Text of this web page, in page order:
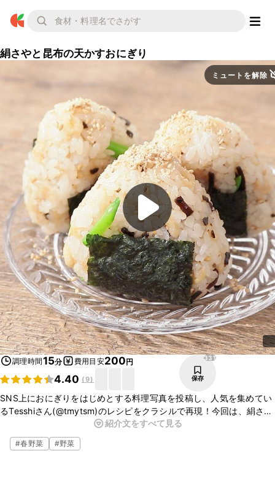
絹さやと昆布の天かすおにぎり
ミュートを解除
調理時間15分 費用目安200円
4.40 (9)
331
保存
SNS上におにぎりをはじめとする料理写真を投稿し、人気を集めてい
るTesshiさん(@tmytsm)のレシピをクラシルで再現！今回は、絹さや
と昆布の天かすおにぎりのレシピをご紹介します。めんつゆと塩昆布
で簡単に味付けができるので、おすすめですよ。鮮やかな絹さやで彩
りも良いので、ぜひ作ってみてくださいね。
紹介文をすべて見る
#春野菜 #野菜